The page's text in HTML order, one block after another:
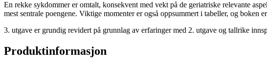
En rekke sykdommer er omtalt, konsekvent med vekt på de geriatriske relevante
mest sentrale poengene. Viktige momenter er også oppsummert i tabeller, og boken
3. utgave er grundig revidert på grunnlag av erfaringer med 2. utgave og tallrike
Produktinformasjon